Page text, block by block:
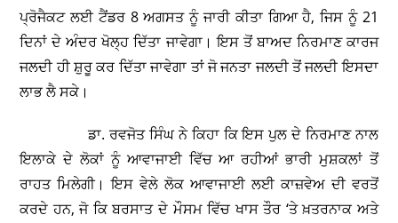
ਪ੍ਰੋਜੈਕਟ ਲਈ ਟੈਂਡਰ 8 ਅਗਸਤ ਨੂੰ ਜਾਰੀ ਕੀਤਾ ਗਿਆ ਹੈ, ਜਿਸ ਨੂੰ 21
ਦਿਨਾਂ ਦੇ ਅੰਦਰ ਖੋਲ੍ਹ ਦਿੱਤਾ ਜਾਵੇਗਾ। ਇਸ ਤੋਂ ਬਾਅਦ ਨਿਰਮਾਣ ਕਾਰਜ
ਜਲਦੀ ਹੀ ਸ਼ੁਰੂ ਕਰ ਦਿੱਤਾ ਜਾਵੇਗਾ ਤਾਂ ਜੋ ਜਨਤਾ ਜਲਦੀ ਤੋਂ ਜਲਦੀ ਇਸਦਾ
ਲਾਭ ਲੈ ਸਕੇ।
ਡਾ. ਰਵਜੋਤ ਸਿੰਘ ਨੇ ਕਿਹਾ ਕਿ ਇਸ ਪੁਲ ਦੇ ਨਿਰਮਾਣ ਨਾਲ
ਇਲਾਕੇ ਦੇ ਲੋਕਾਂ ਨੂੰ ਆਵਾਜਾਈ ਵਿੱਚ ਆ ਰਹੀਆਂ ਭਾਰੀ ਮੁਸ਼ਕਲਾਂ ਤੋਂ
ਰਾਹਤ ਮਿਲੇਗੀ। ਇਸ ਵੇਲੇ ਲੋਕ ਆਵਾਜਾਈ ਲਈ ਕਾਜ਼ਵੇਅ ਦੀ ਵਰਤੋਂ
ਕਰਦੇ ਹਨ, ਜੋ ਕਿ ਬਰਸਾਤ ਦੇ ਮੌਸਮ ਵਿੱਚ ਖਾਸ ਤੌਰ ‘ਤੇ ਖ਼ਤਰਨਾਕ ਅਤੇ